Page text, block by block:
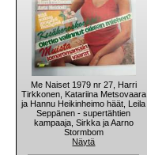
Me Naiset 1979 nr 27, Harri
Tirkkonen, Katariina Metsovaara
ja Hannu Heikinheimo häät, Leila
Seppänen - supertähtien
kampaaja, Sirkka ja Aarno
Stormbom
Näytä